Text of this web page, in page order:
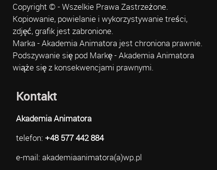
Copyright © - Wszelkie Prawa Zastrzeżone.
Kopiowanie, powielanie i wykorzystywanie treści,
zdjęć, grafik jest zabronione.
Marka - Akademia Animatora jest chroniona prawnie.
Podszywanie się pod Markę - Akademia Animatora
wiąże się z konsekwencjami prawnymi.
Kontakt
Akademia Animatora
telefon: +48 577 442 884
e-mail: akademiaanimatora(a)wp.pl